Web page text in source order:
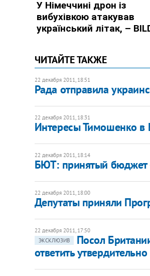
ЧИТАЙТЕ ТАКЖЕ
22 декабря 2011, 18:51
Рада отправила
22 декабря 2011, 18:31
Интересы Тимошенко в
22 декабря 2011, 18:14
​БЮТ: принятый бюджет
22 декабря 2011, 18:00
Депутаты приняли
22 декабря 2011, 17:50
ЭКСКЛЮЗИВ
Посол
ответить утвердительно